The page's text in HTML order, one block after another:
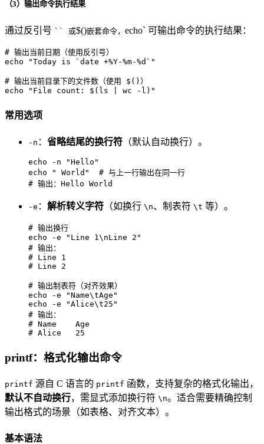
（3）输出命令执行结果
通过反引号 `` 或$()嵌套命令， echo` 可输出命令的执行结果：
# 输出当前日期（使用反引号）
echo
"Today is `date +%Y-%m-%d`"
# 输出当前目录下的文件数（使用 $()）
echo
"File count: $(ls | wc -l) "
常用选项
-n ： 省略结尾的换行符 （默认自动换行）。
echo -n
"Hello"
echo
" World"
# 与上一行输出在同一行
# 输出：Hello World
-e ： 解析转义字符 （如换行 \n、制表符 \t 等）。
# 输出换行
echo -e
"Line 1\nLine 2"
# 输出：
# Line 1
# Line 2
# 输出制表符（对齐效果）
echo -e
"Name\tAge"
echo -e
"Alice\t25"
# 输出：
# Name    Age
# Alice   25
printf：格式化输出命令
printf 源自 C 语言的 printf 函数，支持复杂的格式化输出，
默认不自动换行，需显式添加换行符 \n。适合需要精确控制
输出格式的场景（如表格、对齐文本）。
基本语法